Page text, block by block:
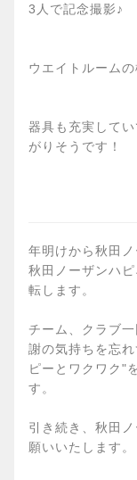
3人で記念撮影♪
ウエイトルームの
器具も充実して
がりそうです！
年明けから秋田
秋田ノーザンハ
転します。
チーム、クラブ
謝の気持ちを忘
ピーとワクワク"
す。
引き続き、秋田
願いいたします。